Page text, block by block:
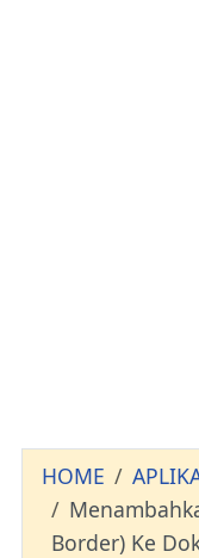
HOME
Border) Ke